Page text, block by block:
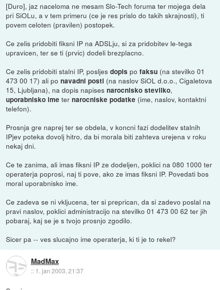
[Duro], jaz naceloma ne mesam Slo-Tech foruma ter mojega dela
pri SiOLu, a v tem primeru (ce je res prislo do takih skrajnosti), ti
povem celoten (pravilen) postopek.
Ce zelis pridobiti fiksni IP na ADSLju, si za pridobitev le-tega
upravicen, ter se ti (prvic) dodeli brezplacno.
Ce zelis pridobiti stalni IP, posljesdopis pofaksu (na stevilko 01
473 00 17) ali ponavadni posti (na naslov SiOL d.o.o., Cigaletova
15, Ljubljana), na dopis napisesnarocnisko stevilko,
uporabnisko ime ternarocniske podatke (ime, naslov, kontaktni
telefon).
Prosnja gre naprej ter se obdela, v koncni fazi dodelitev stalnih
IPjev poteka dovolj hitro, da bi morala biti zahteva urejena v roku
nekaj dni.
Ce te zanima, ali imas fiksni IP ze dodeljen, poklici na 080 1000 ter
operaterja poprosi, naj ti pove, ako ze imas fiksni IP. Povedati bos
moral uporabnisko ime.
Ce zadeva se ni vkljucena, ter si preprican, da si zadevo poslal na
pravi naslov, poklici administracijo na stevilko 01 473 00 62 ter jih
pobaraj, kaj se je s tvojo prosnjo zgodilo.
Sicer pa -- ves slucajno ime operaterja, ki ti je to rekel?
MadMax
:: 1. jan 2003, 21:37